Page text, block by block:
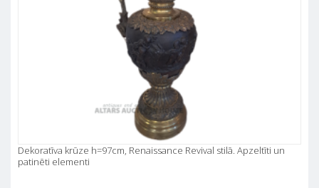
Dekoratīva krūze h=97cm, Renaissance Revival stilā. Apzeltīti un
patinēti elementi